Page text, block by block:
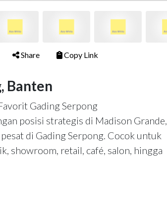
Share Copy Link
Banten
Gading Serpong
posisi strategis di Madison Grande,
di Gading Serpong. Cocok untuk
showroom, retail, café, salon, hingga